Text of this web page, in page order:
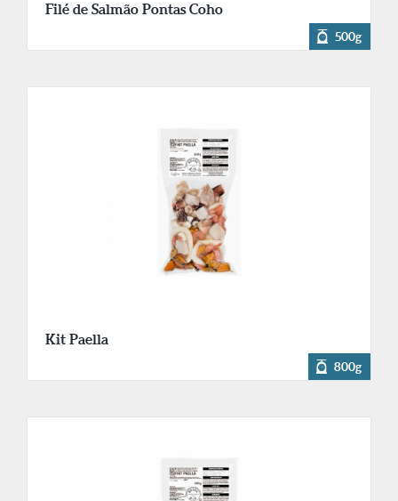
Filé de Salmão Pontas Coho
500g
Kit Paella
800g